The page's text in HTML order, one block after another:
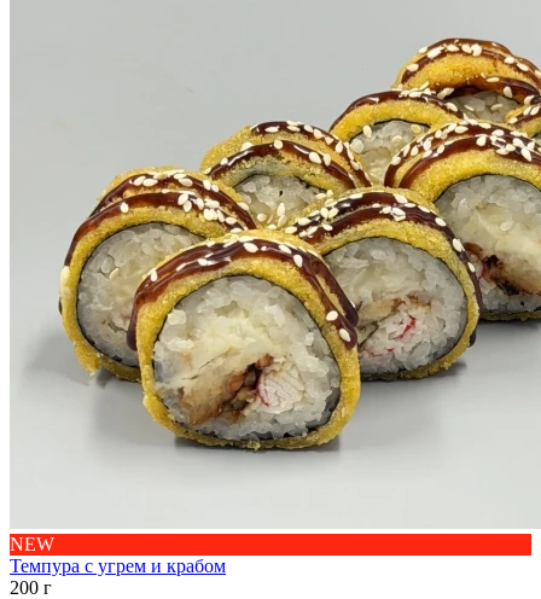
NEW
Темпура с угрем и крабом
200 г